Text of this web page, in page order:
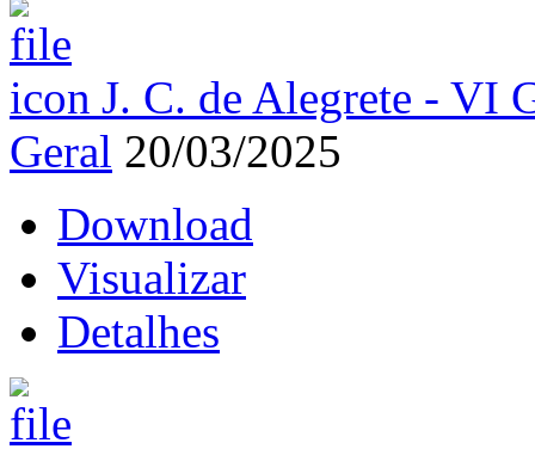
J. C. de Alegrete - VI
Geral 20/03/2025
Download
Visualizar
Detalhes